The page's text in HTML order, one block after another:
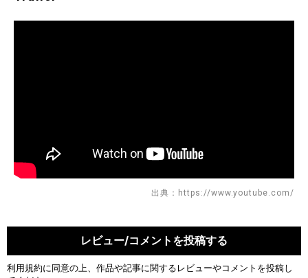
出典：https://www.youtube.com/
レビュー/コメントを投稿する
利用規約に同意の上、作品や記事に関するレビューやコメントを投稿し